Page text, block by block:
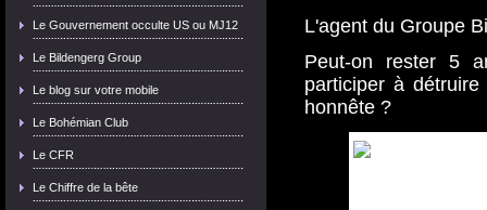
Le Gouvernement occulte US ou MJ12
Le Bildengerg Group
Le blog sur votre mobile
Le Bohémian Club
Le CFR
Le Chiffre de la bête
L'agent du Groupe
Peut-on rester 5
participer à
honnête ?